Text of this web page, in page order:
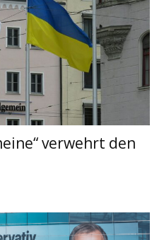
verwehrt den